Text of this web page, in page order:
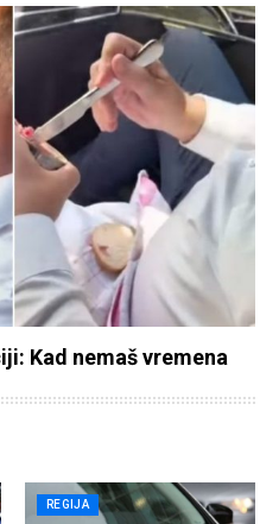
Kad nemaš vremena
REGIJA